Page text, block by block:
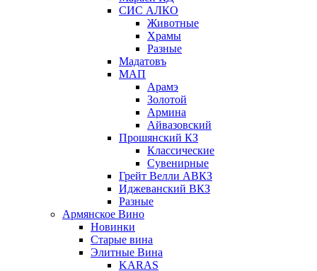
СИС АЛКО
Животные
Храмы
Разные
Мадатовъ
МАП
Арамэ
Золотой
Армина
Айвазовский
Прошянский КЗ
Классические
Сувенирные
Грейт Велли АВКЗ
Иджеванский ВКЗ
Разные
Армянское Вино
Новинки
Старые вина
Элитные Вина
KARAS